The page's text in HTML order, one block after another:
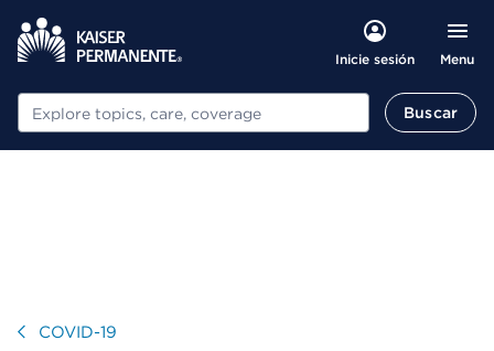
Inicie sesión Menu
Buscar Buscar
Visitar
COVID-19